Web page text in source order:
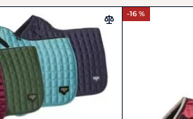
-16 %